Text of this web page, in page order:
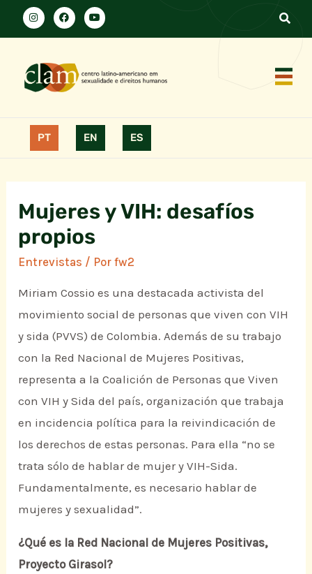
PT EN ES
Mujeres y VIH: desafíos
propios
Entrevistas / Porfw2
Miriam Cossio es una destacada activista del
movimiento social de personas que viven con VIH
y sida (PVVS) de Colombia. Además de su trabajo
con la Red Nacional de Mujeres Positivas,
representa a la Coalición de Personas que Viven
con VIH y Sida del país, organización que trabaja
en incidencia política para la reivindicación de
los derechos de estas personas. Para ella “no se
trata sólo de hablar de mujer y VIH-Sida.
Fundamentalmente, es necesario hablar de
mujeres y sexualidad”.
¿Qué es la Red Nacional de Mujeres Positivas,
Proyecto Girasol?